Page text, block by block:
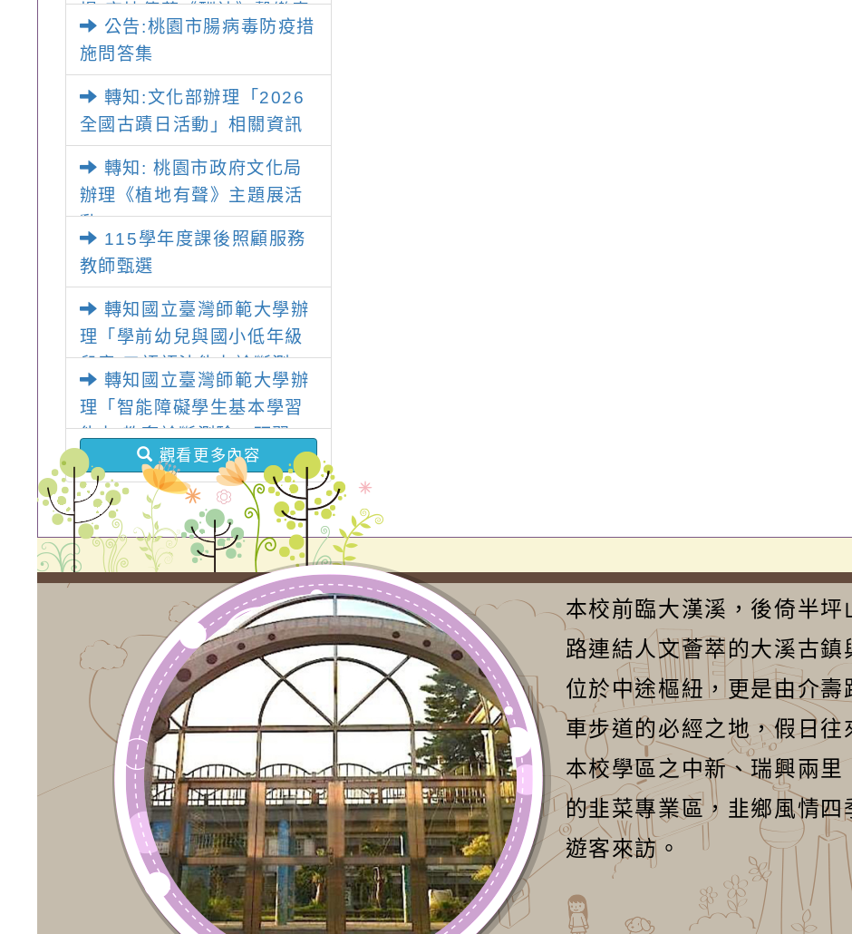
場-宋坤傳藝《酬神》擊樂表
演」
公告:桃園市腸病毒防疫措
施問答集
轉知:文化部辦理「2026
全國古蹟日活動」相關資訊
轉知: 桃園市政府文化局
辦理《植地有聲》主題展活
動
115學年度課後照顧服務
教師甄選
轉知國立臺灣師範大學辦
理「學前幼兒與國小低年級
兒童 口語語法能力診斷測
驗」研習
轉知國立臺灣師範大學辦
理「智能障礙學生基本學習
能力 教育診斷測驗」研習
觀看更多內容
本校前臨大漢溪，後倚半坪
路連結人文薈萃的大溪古鎮
位於中途樞紐，更是由介壽
車步道的必經之地，假日往
本校學區之中新、瑞興兩
的韭菜專業區，韭鄉風情
遊客來訪。